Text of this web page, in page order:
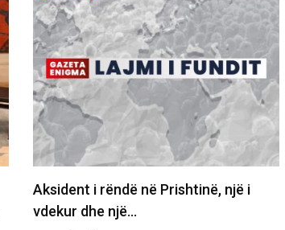
Aksident i rëndë në Prishtinë, një i
vdekur dhe një…